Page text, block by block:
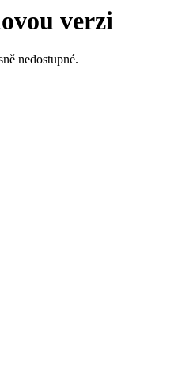
verzi
nedostupné.